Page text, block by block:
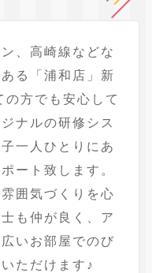
、高崎線などな
る「浦和店」新
方でも安心して
ナルの研修シス
一人ひとりにあ
ート致します。
囲気づくりを心
も仲が良く、ア
いお部屋でのび
ただけます♪